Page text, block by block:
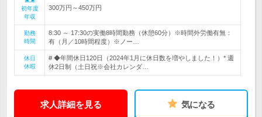
初年度
年収
300万円～450万円
勤務
時間
8:30 ～ 17:30の実働8時間勤務（休憩60分）※時間外労働有無：
有（月／10時間程度）※ノー…
休日
休暇
# ◆年間休日120日（2024年1月に休日数を増やしました！）* 週
休2日制（土日祝※会社カレンダ…
求人詳細を見る 気になる